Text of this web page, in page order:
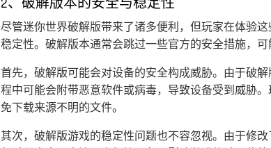
尽管迷你世界破解版带来了诸多便利，但玩家在体验
稳定性。破解版本通常会跳过一些官方的安全措施，可
首先，破解版可能会对设备的安全构成威胁。由于破
程中可能会附带恶意软件或病毒，导致设备受到威胁
免下载来源不明的文件。
其次，破解版游戏的稳定性问题也不容忽视。由于修